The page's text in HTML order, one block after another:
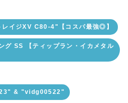
イジXV C80-4"【コスパ最強◎】
グ SS 【ティップラン・イカメタル
& "vidg00522"